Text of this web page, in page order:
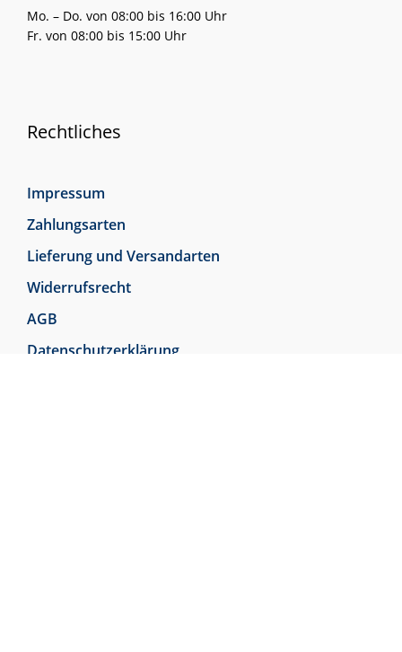
Mo. – Do. von 08:00 bis 16:00 Uhr
Fr. von 08:00 bis 15:00 Uhr
Rechtliches
Impressum
Zahlungsarten
Lieferung und Versandarten
Widerrufsrecht
AGB
Datenschutzerklärung